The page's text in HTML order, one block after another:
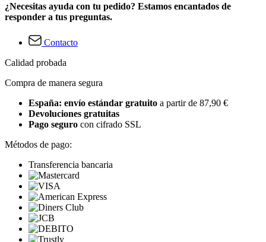
¿Necesitas ayuda con tu pedido? Estamos encantados de
responder a tus preguntas.
Contacto
Calidad probada
Compra de manera segura
España: envío estándar gratuito a partir de 87,90 €
Devoluciones gratuitas
Pago seguro con cifrado SSL
Métodos de pago:
Transferencia bancaria